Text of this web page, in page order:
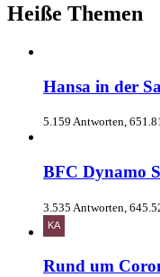
Heiße Themen
Hansa in der
5.159 Antworten,
BFC Dynamo
3.535 Antworten,
Rund um